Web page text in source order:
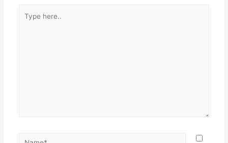
here..
Name*